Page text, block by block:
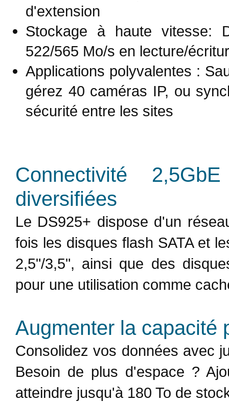
d'extension
Stockage à haute vitesse:
522/565 Mo/s en lecture/
Applications polyvalentes :
gérez 40 caméras IP, ou
sécurité entre les sites
Connectivité
diversifiées
Le DS925+ dispose d'un
fois les disques flash SATA et
2,5"/3,5", ainsi que des
pour une utilisation comme
Augmenter la capacité
Consolidez vos données avec
Besoin de plus d'espace ?
atteindre jusqu'à 180 To de